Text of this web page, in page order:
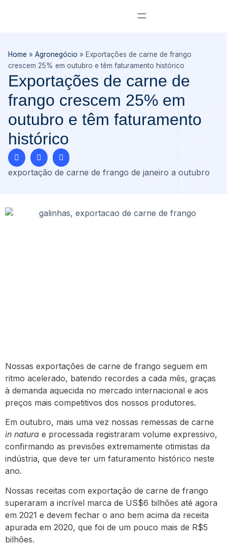
Home » Agronegócio » Exportações de carne de frango
crescem 25% em outubro e têm faturamento histórico
Exportações de carne de
frango crescem 25% em
outubro e têm faturamento
histórico
exportação de carne de frango de janeiro a outubro
Nossas exportações de carne de frango seguem em
ritmo acelerado, batendo recordes a cada mês, graças
à demanda aquecida no mercado internacional e aos
preços mais competitivos dos nossos produtores.
Em outubro, mais uma vez nossas remessas de carne
in natura e processada registraram volume expressivo,
confirmando as previsões extremamente otimistas da
indústria, que deve ter um faturamento histórico neste
ano.
Nossas receitas com exportação de carne de frango
superaram a incrível marca de US$6 bilhões até agora
em 2021 e devem fechar o ano bem acima da receita
apurada em 2020, que foi de um pouco mais de R$5
bilhões.